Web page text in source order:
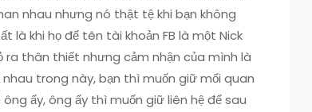
nhau nhưng nó thật tệ khi bạn không
là khi họ để tên tài khoản FB là một Nick
ra thân thiết nhưng cảm nhận của mình là
nhau trong này, bạn thì muốn giữ mối quan
ấy, ông ấy thì muốn giữ liên hệ để sau